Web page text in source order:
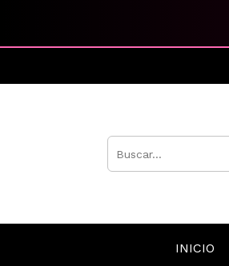
INICIO